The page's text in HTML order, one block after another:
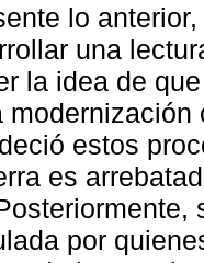
lo
una
la idea de
estos
es
por